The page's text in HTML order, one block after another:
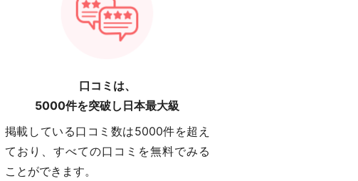
口コミは、
5000件を突破し日本最大級
掲載している口コミ数は5000件を超え
ており、すべての口コミを無料でみる
ことができます。